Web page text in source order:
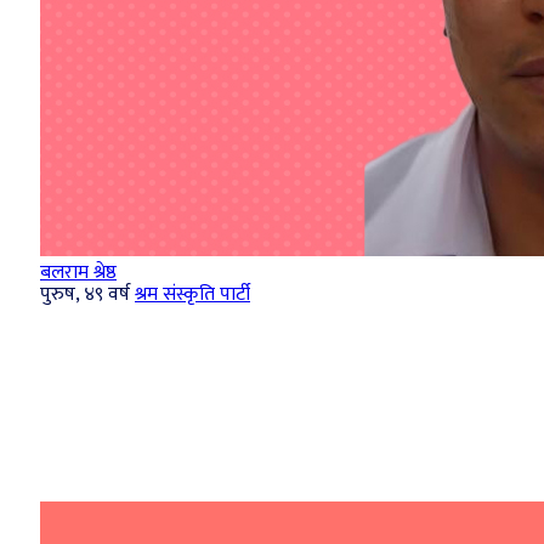
बलराम श्रेष्ठ
पुरुष, ४९ वर्षश्रम संस्कृति पार्टी